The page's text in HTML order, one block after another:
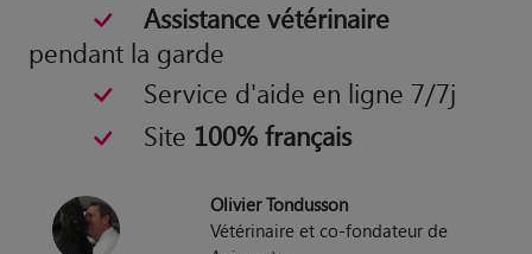
Assistance vétérinaire
pendant la garde
Service d'aide en ligne 7/7j
Site 100% français
Olivier Tondusson
Vétérinaire et co-fondateur de